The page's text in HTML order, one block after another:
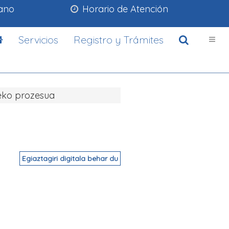
Horario de Atención
Servicios Registro y Trámites